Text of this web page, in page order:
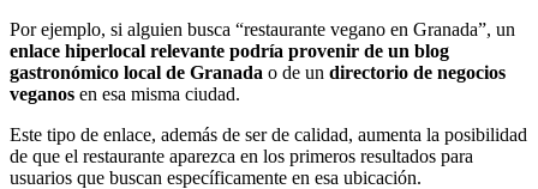
Por ejemplo, si alguien busca “restaurante vegano en Granada”, un
enlace hiperlocal relevante podría provenir de un blog
gastronómico local de Granada o de un directorio de negocios
veganos en esa misma ciudad.
Este tipo de enlace, además de ser de calidad, aumenta la posibilidad
de que el restaurante aparezca en los primeros resultados para
usuarios que buscan específicamente en esa ubicación.